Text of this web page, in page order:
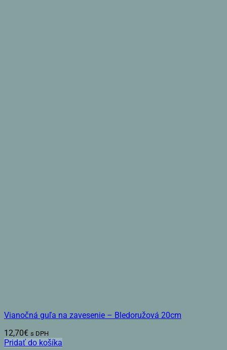
Vianočná guľa na zavesenie – Bledoružová 20cm
12,70€ s DPH
Pridať do košíka